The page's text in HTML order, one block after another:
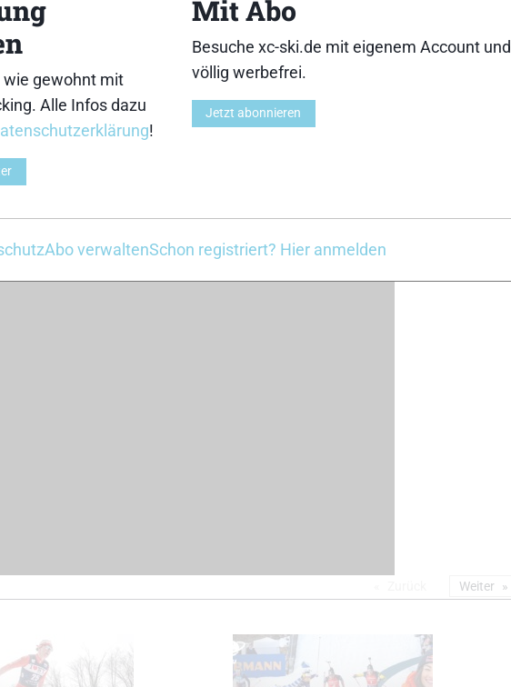
Country World Cup (@fiscrosscountry)
Weiter
wie gewohnt mit
Alle Infos dazu
!
Mit Abo
Besuche xc-ski.de mit eigenem Account und
völlig werbefrei.
Jetzt abonnieren
Abo verwaltenSchon registriert? Hier anmelden